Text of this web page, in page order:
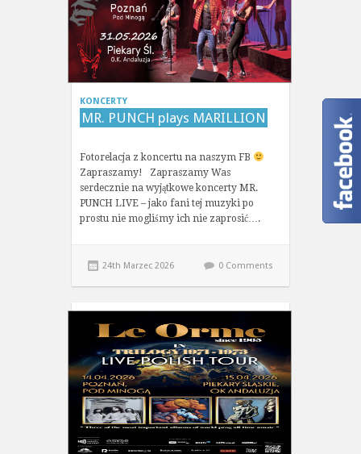
KONCERTY
MR. PUNCH plays MARILLION
Fotorelacja z koncertu na naszym FB
Zapraszamy! Zapraszamy Was
serdecznie na wyjątkowe koncerty MR.
PUNCH LIVE – jako fani tej muzyki po
prostu nie mogliśmy ich nie zaprosić….
24th Marzec 2026 0 Comments